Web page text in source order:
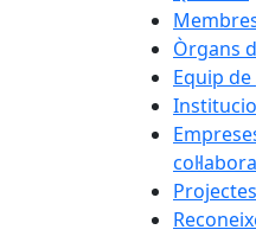
Òrgans
Equip
Projectes